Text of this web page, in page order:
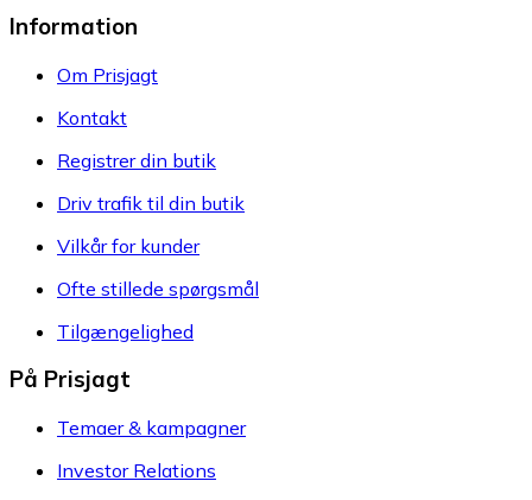
Information
Om Prisjagt
Kontakt
Registrer din butik
Driv trafik til din butik
Vilkår for kunder
Ofte stillede spørgsmål
Tilgængelighed
På Prisjagt
Temaer & kampagner
Investor Relations